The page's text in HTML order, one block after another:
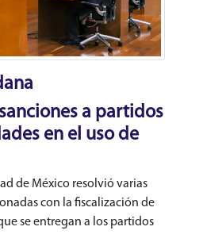
a partidos
en el uso de
de México resolvió varias
con la fiscalización de
se entregan a los partidos